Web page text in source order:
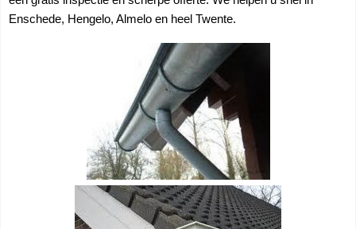
Enschede, Hengelo, Almelo en heel Twente.